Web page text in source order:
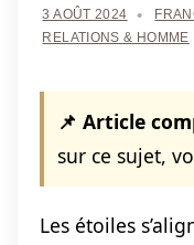
3 AOÛT 2024
RELATIONS & HOMME
📌 Article
sur ce sujet,
Les étoiles